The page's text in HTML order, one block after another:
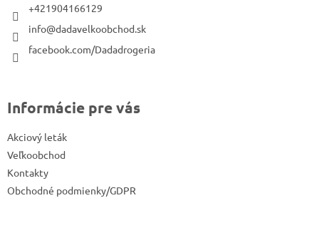
+421904166129
info@dadavelkoobchod.sk
facebook.com/Dadadrogeria
Informácie pre vás
Akciový leták
Veľkoobchod
Kontakty
Obchodné podmienky/GDPR